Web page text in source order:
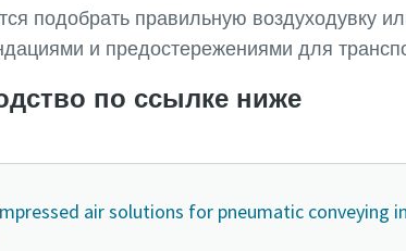
подобрать правильную воздуходувку
и предостережениями для
по ссылке ниже
air solutions for pneumatic conveying